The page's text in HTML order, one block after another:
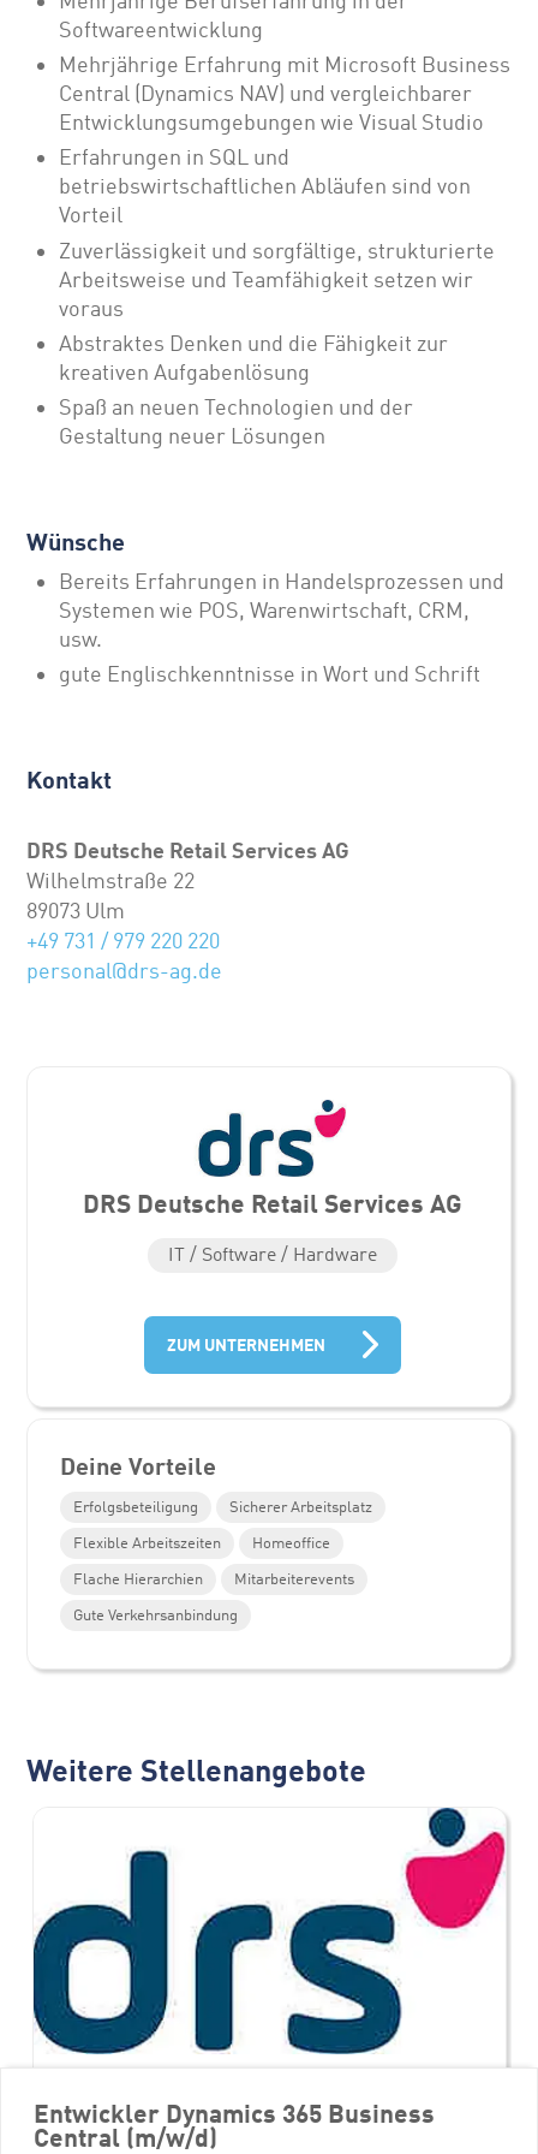
Softwareentwicklung
Mehrjährige Erfahrung mit Microsoft Business
Central (Dynamics NAV) und vergleichbarer
Entwicklungsumgebungen wie Visual Studio
Erfahrungen in SQL und
betriebswirtschaftlichen Abläufen sind von
Vorteil
Zuverlässigkeit und sorgfältige, strukturierte
Arbeitsweise und Teamfähigkeit setzen wir
voraus
Abstraktes Denken und die Fähigkeit zur
kreativen Aufgabenlösung
Spaß an neuen Technologien und der
Gestaltung neuer Lösungen
Wünsche
Bereits Erfahrungen in Handelsprozessen und
Systemen wie POS, Warenwirtschaft, CRM,
usw.
gute Englischkenntnisse in Wort und Schrift
Kontakt
DRS Deutsche Retail Services AG
Wilhelmstraße 22
89073 Ulm
+49 731 / 979 220 220
personal@drs-ag.de
Entwickler Dynamics 365 Business
Central (m/w/d)
DRS Deutsche Retail Services AG
IT / Software / Hardware
ZUM UNTERNEHMEN
Deine Vorteile
Erfolgsbeteiligung
Sicherer Arbeitsplatz
Flexible Arbeitszeiten
Homeoffice
Flache Hierarchien
Mitarbeiterevents
Gute Verkehrsanbindung
Weitere Stellenangebote